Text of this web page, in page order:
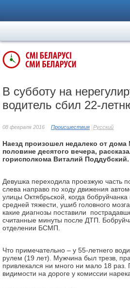
В субботу на
водитель сбил 22-
08 февраля 2016 Происшествия Русский
Наезд произошел недалеко от
половине десятого вечера,
горисполкома Виталий Поддубский.
Девушка переходила проезжую часть
слева направо по ходу движения
улицы Октябрьской, когда
средней тяжести, ушиб головного
какие диагнозы поставили
считанные минуты после ДТП.
отделении БСМП.
Что примечательно – у 55-летнего
рулем (19 лет). Мужчина был трезв,
привлекался ни много ни мало 18
видимости на дороге у комиссии